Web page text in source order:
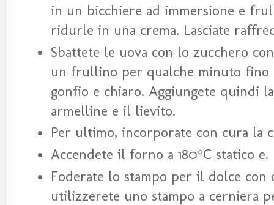
in un bicchiere ad immersione e
ridurle in una crema. Lasciate
Sbattete le uova con lo zucchero
un frullino per qualche minuto fino
gonfio e chiaro. Aggiungete quindi
armelline e il lievito.
Per ultimo, incorporate con cura la
Accendete il forno a 180°C statico e.
Foderate lo stampo per il dolce
utilizzerete uno stampo a cerniera